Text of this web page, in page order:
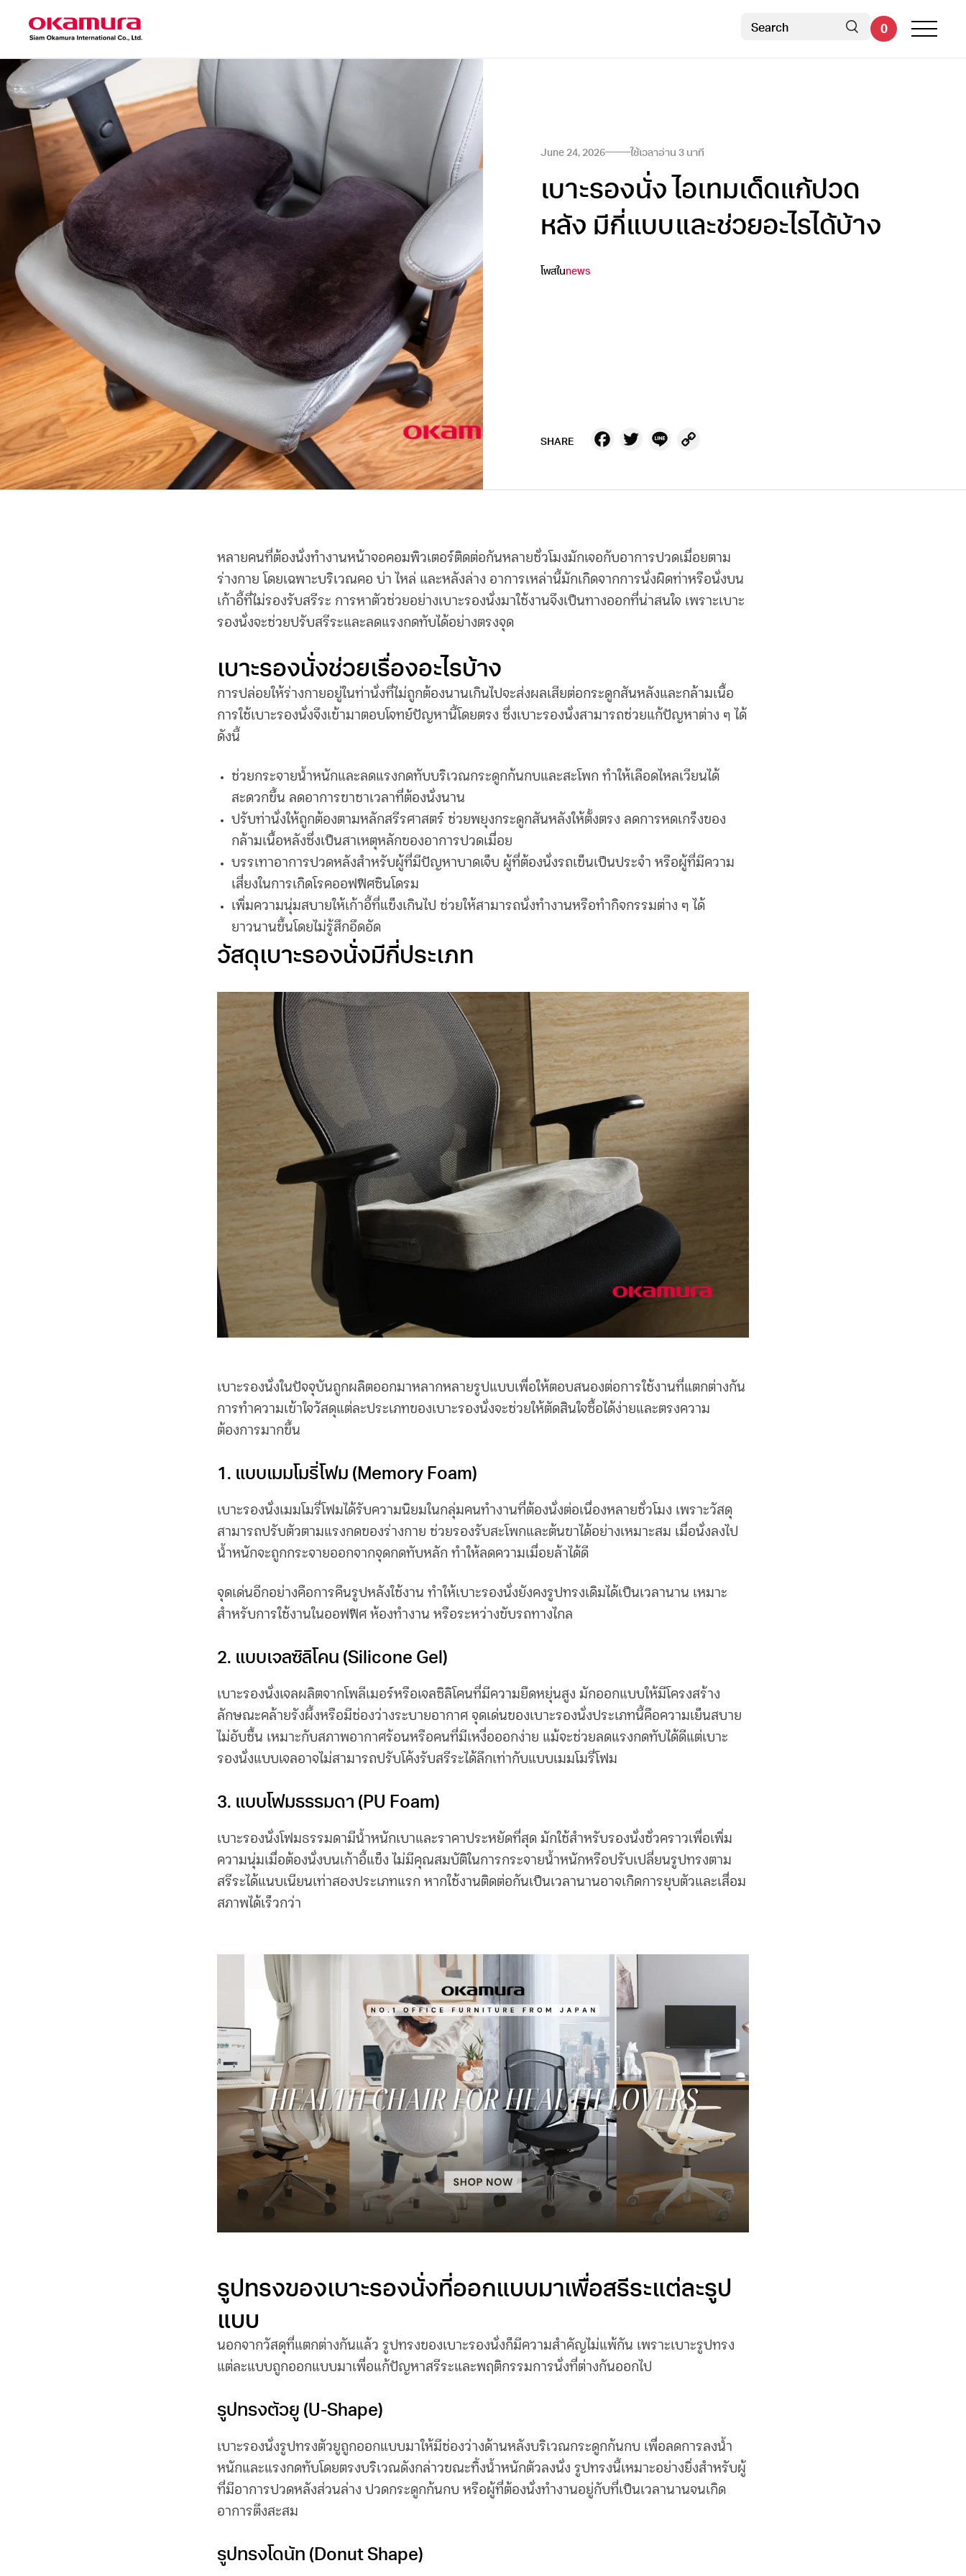
0
June 24, 2026 ใช้เวลาอ่าน 3 นาที
เบาะรองนั่ง ไอเทมเด็ดแก้ปวด
หลัง มีกี่แบบและช่วยอะไรได้บ้าง
โพสในnews
SHARE Facebook
Twitter
Line
หลายคนที่ต้องนั่งทำงานหน้าจอคอมพิวเตอร์ติดต่อกันหลายชั่วโมงมักเจอกับอาการปวดเมื่อยตาม
ร่างกาย โดยเฉพาะบริเวณคอ บ่า ไหล่ และหลังล่าง อาการเหล่านี้มักเกิดจากการนั่งผิดท่าหรือนั่งบน
เก้าอี้ที่ไม่รองรับสรีระ การหาตัวช่วยอย่างเบาะรองนั่งมาใช้งานจึงเป็นทางออกที่น่าสนใจ เพราะเบาะ
รองนั่งจะช่วยปรับสรีระและลดแรงกดทับได้อย่างตรงจุด
เบาะรองนั่งช่วยเรื่องอะไรบ้าง
การปล่อยให้ร่างกายอยู่ในท่านั่งที่ไม่ถูกต้องนานเกินไปจะส่งผลเสียต่อกระดูกสันหลังและกล้ามเนื้อ
การใช้เบาะรองนั่งจึงเข้ามาตอบโจทย์ปัญหานี้โดยตรง ซึ่งเบาะรองนั่งสามารถช่วยแก้ปัญหาต่าง ๆ ได้
ดังนี้
ช่วยกระจายน้ำหนักและลดแรงกดทับบริเวณกระดูกก้นกบและสะโพก ทำให้เลือดไหลเวียนได้
สะดวกขึ้น ลดอาการขาชาเวลาที่ต้องนั่งนาน
ปรับท่านั่งให้ถูกต้องตามหลักสรีรศาสตร์ ช่วยพยุงกระดูกสันหลังให้ตั้งตรง ลดการหดเกร็งของ
กล้ามเนื้อหลังซึ่งเป็นสาเหตุหลักของอาการปวดเมื่อย
บรรเทาอาการปวดหลังสำหรับผู้ที่มีปัญหาบาดเจ็บ ผู้ที่ต้องนั่งรถเข็นเป็นประจำ หรือผู้ที่มีความ
เสี่ยงในการเกิดโรคออฟฟิศซินโดรม
เพิ่มความนุ่มสบายให้เก้าอี้ที่แข็งเกินไป ช่วยให้สามารถนั่งทำงานหรือทำกิจกรรมต่าง ๆ ได้
ยาวนานขึ้นโดยไม่รู้สึกอึดอัด
วัสดุเบาะรองนั่งมีกี่ประเภท
เบาะรองนั่งในปัจจุบันถูกผลิตออกมาหลากหลายรูปแบบเพื่อให้ตอบสนองต่อการใช้งานที่แตกต่างกัน
การทำความเข้าใจวัสดุแต่ละประเภทของเบาะรองนั่งจะช่วยให้ตัดสินใจซื้อได้ง่ายและตรงความ
ต้องการมากขึ้น
1. แบบเมมโมรี่โฟม (Memory Foam)
เบาะรองนั่งเมมโมรี่โฟมได้รับความนิยมในกลุ่มคนทำงานที่ต้องนั่งต่อเนื่องหลายชั่วโมง เพราะวัสดุ
สามารถปรับตัวตามแรงกดของร่างกาย ช่วยรองรับสะโพกและต้นขาได้อย่างเหมาะสม เมื่อนั่งลงไป
น้ำหนักจะถูกกระจายออกจากจุดกดทับหลัก ทำให้ลดความเมื่อยล้าได้ดี
จุดเด่นอีกอย่างคือการคืนรูปหลังใช้งาน ทำให้เบาะรองนั่งยังคงรูปทรงเดิมได้เป็นเวลานาน เหมาะ
สำหรับการใช้งานในออฟฟิศ ห้องทำงาน หรือระหว่างขับรถทางไกล
2. แบบเจลซิลิโคน (Silicone Gel)
เบาะรองนั่งเจลผลิตจากโพลีเมอร์หรือเจลซิลิโคนที่มีความยืดหยุ่นสูง มักออกแบบให้มีโครงสร้าง
ลักษณะคล้ายรังผึ้งหรือมีช่องว่างระบายอากาศ จุดเด่นของเบาะรองนั่งประเภทนี้คือความเย็นสบาย
ไม่อับชื้น เหมาะกับสภาพอากาศร้อนหรือคนที่มีเหงื่อออกง่าย แม้จะช่วยลดแรงกดทับได้ดีแต่เบาะ
รองนั่งแบบเจลอาจไม่สามารถปรับโค้งรับสรีระได้ลึกเท่ากับแบบเมมโมรี่โฟม
3. แบบโฟมธรรมดา (PU Foam)
เบาะรองนั่ง โฟมธรรมดามีน้ำหนักเบาและราคาประหยัดที่สุด มักใช้สำหรับรองนั่งชั่วคราวเพื่อเพิ่ม
ความนุ่มเมื่อต้องนั่งบนเก้าอี้แข็ง ไม่มีคุณสมบัติในการกระจายน้ำหนักหรือปรับเปลี่ยนรูปทรงตาม
สรีระได้แนบเนียนเท่าสองประเภทแรก หากใช้งานติดต่อกันเป็นเวลานานอาจเกิดการยุบตัวและเสื่อม
สภาพได้เร็วกว่า
รูปทรงของเบาะรองนั่งที่ออกแบบมาเพื่อสรีระแต่ละรูป
แบบ
นอกจากวัสดุที่แตกต่างกันแล้ว รูปทรงของเบาะรองนั่งก็มีความสำคัญไม่แพ้กัน เพราะเบาะรูปทรง
แต่ละแบบถูกออกแบบมาเพื่อแก้ปัญหาสรีระและพฤติกรรมการนั่งที่ต่างกันออกไป
รูปทรงตัวยู (U-Shape)
เบาะรองนั่งรูปทรงตัวยูถูกออกแบบมาให้มีช่องว่างด้านหลังบริเวณกระดูกก้นกบ เพื่อลดการลงน้ำ
หนักและแรงกดทับโดยตรงบริเวณดังกล่าวขณะทิ้งน้ำหนักตัวลงนั่ง รูปทรงนี้เหมาะอย่างยิ่งสำหรับผู้
ที่มีอาการปวดหลังส่วนล่าง ปวดกระดูกก้นกบ หรือผู้ที่ต้องนั่งทำงานอยู่กับที่เป็นเวลานานจนเกิด
อาการตึงสะสม
รูปทรงโดนัท (Donut Shape)